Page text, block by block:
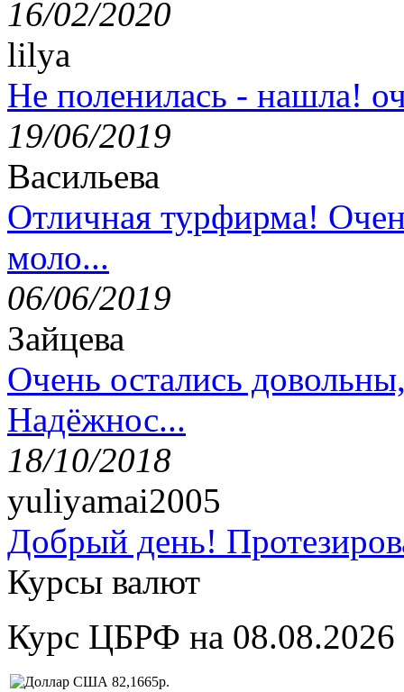
16/02/2020
lilya
Не поленилась - нашла!
19/06/2019
Васильева
Отличная турфирма!
моло...
06/06/2019
Зайцева
Очень остались
Надёжнос...
18/10/2018
yuliyamai2005
Добрый день!
Курсы валют
Курс ЦБРФ на 08.08.2026
82,1665р.